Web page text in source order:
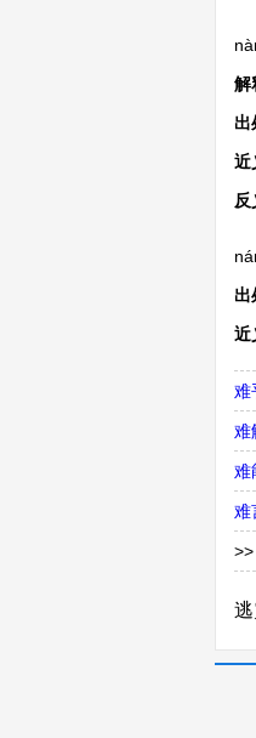
解
出
近
反
出
近
难
难
难
难
>>